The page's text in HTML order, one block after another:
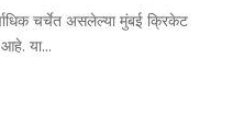
चर्चेत असलेल्या मुंबई क्रिकेट
या...